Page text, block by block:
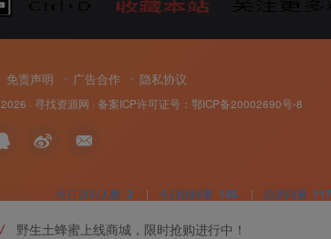
免责声明 广告合作 隐私协议
· 寻找资源网 · 备案ICP许可证号： 鄂ICP备20002690号-8
今日访问人数 2 | 今日访问量 185 | 总访问量
野生土蜂蜜上线商城，限时抢购进行中！